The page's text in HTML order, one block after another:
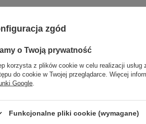
zgód
o Twoją prywatność
korzysta z plików cookie w celu realizacji usług
do cookie w Twojej przeglądarce. Więcej
Google
Funkcjonalne pliki cookie (wymagane)